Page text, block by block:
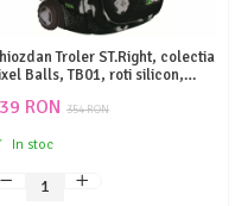
Troler ST.Right, colectia
Balls, TB01, roti silicon,
354 RON
RON
In stoc